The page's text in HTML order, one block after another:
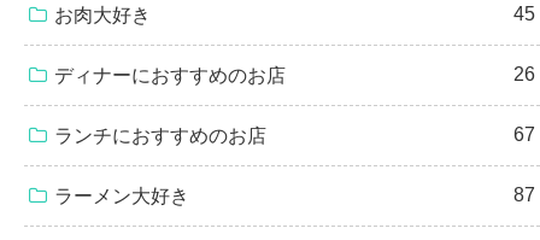
お肉大好き 45
ディナーにおすすめのお店 26
ランチにおすすめのお店 67
ラーメン大好き 87